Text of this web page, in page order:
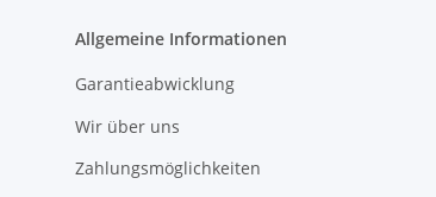
Allgemeine Informationen
Garantieabwicklung
Wir über uns
Zahlungsmöglichkeiten